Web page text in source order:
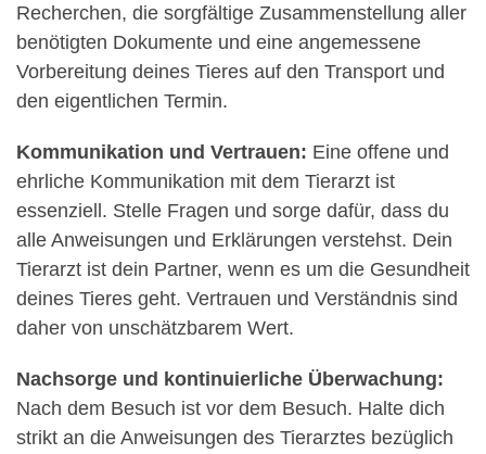
Recherchen, die sorgfältige Zusammenstellung aller
benötigten Dokumente und eine angemessene
Vorbereitung deines Tieres auf den Transport und
den eigentlichen Termin.
Kommunikation und Vertrauen: Eine offene und
ehrliche Kommunikation mit dem Tierarzt ist
essenziell. Stelle Fragen und sorge dafür, dass du
alle Anweisungen und Erklärungen verstehst. Dein
Tierarzt ist dein Partner, wenn es um die Gesundheit
deines Tieres geht. Vertrauen und Verständnis sind
daher von unschätzbarem Wert.
Nachsorge und kontinuierliche Überwachung:
Nach dem Besuch ist vor dem Besuch. Halte dich
strikt an die Anweisungen des Tierarztes bezüglich